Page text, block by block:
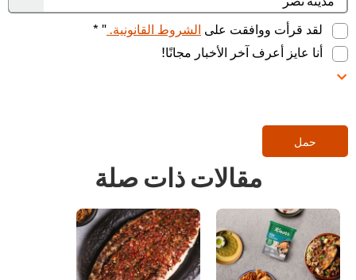
لقد قرأت ووافقت على الشروط القانونية." *
أنا عايز أعرف آخر الأخبار مجانًا!
حمل
مقالات ذات صلة